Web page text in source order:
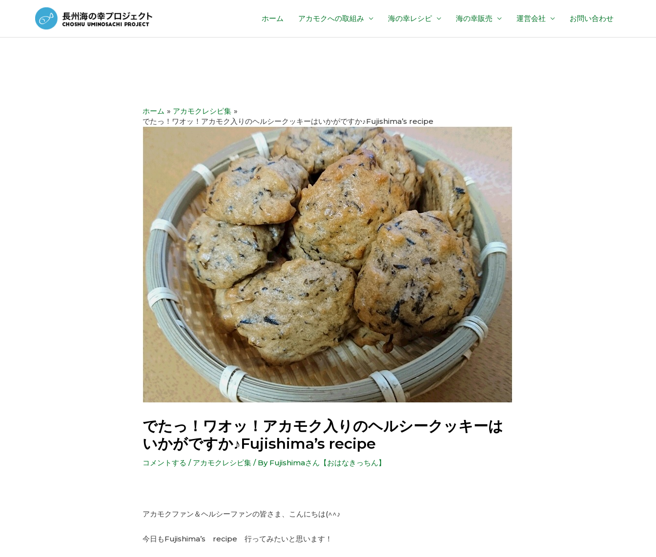
ホーム アカモクへの取組み 海の幸レシピ 海の幸販売 運営会社 お問い合わせ
ホーム
アカモクレシピ集
でたっ！ワオッ！アカモク入りのヘルシークッキーはいかがですか♪Fujishima’s recipe
でたっ！ワオッ！アカモク入りのヘルシークッキーは
いかがですか♪Fujishima’s recipe
コメントする / アカモクレシピ集 / By Fujishimaさん【おはなきっちん】
アカモクファン＆ヘルシーファンの皆さま、こんにちは(^^♪
今日もFujishima’s recipe 行ってみたいと思います！